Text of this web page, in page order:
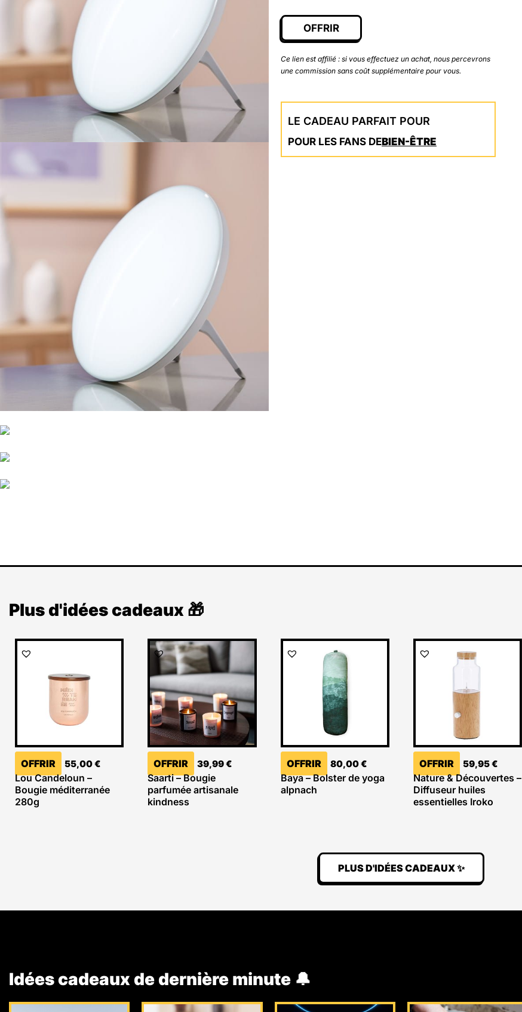
Ajouter à ma Kyft list
OFFRIR
Ce lien est affilié : si vous effectuez un achat, nous percevrons
une commission sans coût supplémentaire pour vous.
LE CADEAU PARFAIT POUR
POUR LES FANS DEBIEN-ÊTRE
Plus d'idées cadeaux 🎁
OFFRIR 55,00€
Lou Candeloun –
Bougie méditerranée
280g
OFFRIR 39,99€
Saarti – Bougie
parfumée artisanale
kindness
OFFRIR 80,00€
Baya – Bolster de yoga
alpnach
OFFRIR 59,95€
Nature & Découvertes –
Diffuseur huiles
essentielles Iroko
PLUS D'IDÉES CADEAUX ✨
Idées cadeaux de dernière minute 🔔